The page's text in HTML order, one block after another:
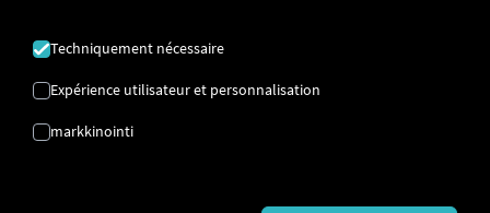
Utilisez-vous déjà linkway.INTEGRATOR
? Vous pouvez alors
étendre ce service avec les données de
Techniquement nécessaire
Expérience utilisateur et personnalisation
markkinointi